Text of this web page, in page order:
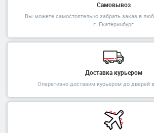
Самовывоз
Вы можете самостоятельно забрать заказ в
г. Екатеринбург
Доставка курьером
Оперативно доставим курьером до дверей